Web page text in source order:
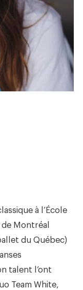
à l’École
Montréal
du Québec)
talent l’ont
Team White,